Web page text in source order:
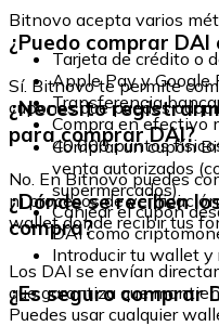
Bitnovo acepta varios
Tarjeta de crédito o
Apple Pay y Google
Transferencia
Compra en efectivo
40.000 puntos
¿Puedo comprar
Sí. Bitnovo te permite
cupones que puedes
Comprar un cupón
venta autorizados
supermercados).
Canjear el cupón
DAI como
Introducir tu wallet y
¿Necesito
para comprar DAI?
No. En Bitnovo puedes
ni procesos de
wallet donde recibir tus
¿Dónde se reciben
compra?
Los DAI se envían
que garantiza que
Puedes usar cualquier
¿Es seguro comprar